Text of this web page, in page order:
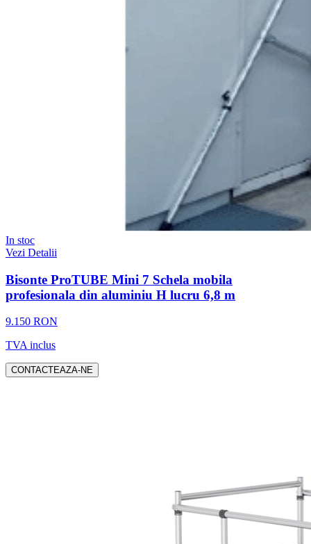
In stoc
Vezi Detalii
Bisonte ProTUBE Mini 7 Schela mobila
profesionala din aluminiu H lucru 6,8 m
9.150 RON
TVA inclus
CONTACTEAZA-NE